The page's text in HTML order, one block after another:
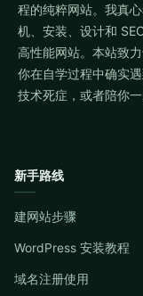
程的纯粹网站。我真
机、安装、设计和
高性能网站。本站致
你在自学过程中确实
技术死症，或者陪你
新手路线
建网站步骤
WordPress 安装教程
域名注册使用